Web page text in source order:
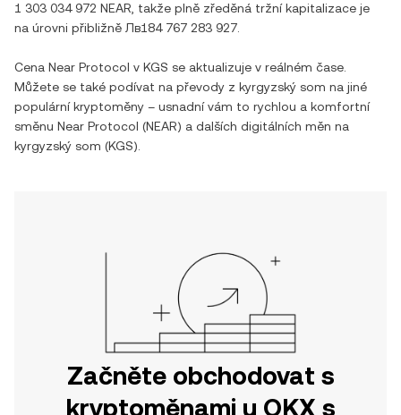
1 303 034 972 NEAR , takže plně zředěná tržní kapitalizace je
na úrovni přibližně Лв184 767 283 927
Cena Near Protocol v KGS se aktualizuje v reálném čase.
Můžete se také podívat na převody z kyrgyzský som na jiné
populární kryptoměny – usnadní vám to rychlou a komfortní
směnu Near Protocol (NEAR) a dalších digitálních měn na
kyrgyzský som (KGS).
Začněte obchodovat s
kryptoměnami u OKX s